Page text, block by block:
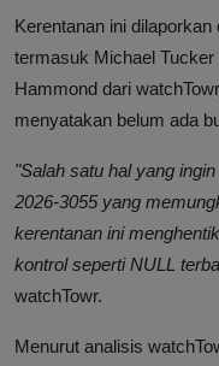
Kerentanan ini
termasuk Michael
Hammond dari
menyatakan belum ada
"Salah satu hal yang
2026-3055 yang
kerentanan ini
kontrol seperti NULL
watchTowr.
Menurut analisis